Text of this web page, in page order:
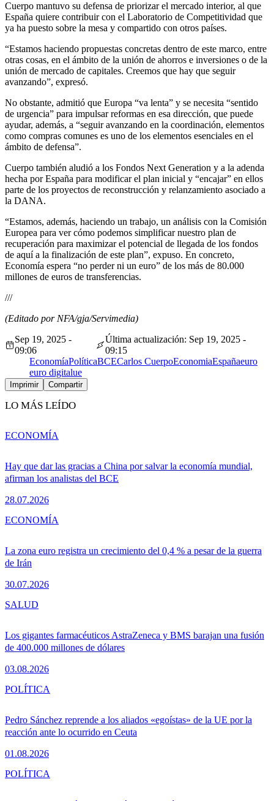
Cuerpo mantuvo su defensa de priorizar el mercado interior, al que
España quiere contribuir con el Laboratorio de Competitividad que
ya ha puesto sobre la mesa y compartido con otros países.
“Estamos haciendo propuestas concretas dentro de este marco, entre
otras cosas, en el ámbito de la unión de ahorros e inversiones o de la
unión de mercado de capitales. Creemos que hay que seguir
avanzando”, expresó.
No obstante, admitió que Europa “va lenta” y se necesita “sentido
de urgencia” para impulsar reformas en esa dirección, que puede
ayudar, además, a “seguir avanzando en la coordinación, elementos
como compras comunes es uno de los elementos esenciales en el
ámbito de defensa”.
Cuerpo también aludió a los Fondos Next Generation y a la adenda
hecha por España para modificar el plan inicial y “encajar” en ellos
parte de los proyectos de reconstrucción y relanzamiento asociado a
la DANA.
“Estamos, además, haciendo un trabajo, un análisis con la Comisión
Europea para ver cómo podemos simplificar nuestro plan de
recuperación para maximizar el potencial de llegada de los fondos
de aquí a la finalización de este plan”, expuso. En concreto,
Economía espera “no perder ni un euro” de los más de 80.000
millones de euros de transferencias.
///
(Editado por NFA/gja/Servimedia)
Sep 19, 2025 -
09:06
Última actualización: Sep 19, 2025 -
09:15
EconomíaPolíticaBCECarlos CuerpoEconomiaEspañaeuro
euro digitalue
Imprimir Compartir
LO MÁS LEÍDO
Hay que dar las gracias a China por salvar la economía mundial,
afirman los analistas del BCE
28.07.2026
ECONOMÍA
La zona euro registra un crecimiento del 0,4 % a pesar de la guerra
de Irán
30.07.2026
ECONOMÍA
Los gigantes farmacéuticos AstraZeneca y BMS barajan una fusión
de 400.000 millones de dólares
03.08.2026
SALUD
Pedro Sánchez reprende a los aliados «egoístas» de la UE por la
reacción ante lo ocurrido en Ceuta
01.08.2026
POLÍTICA
POLÍTICA